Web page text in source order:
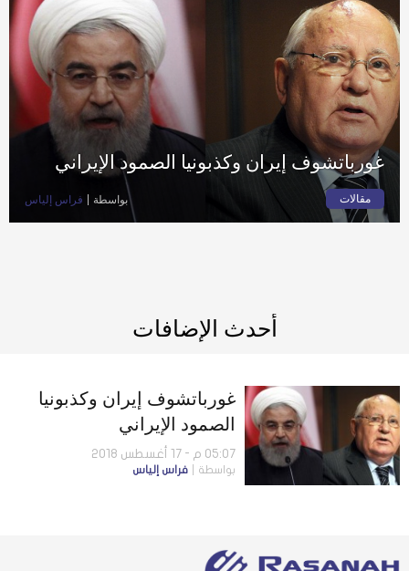
غورباتشوف إيران وكذبونيا الصمود الإيراني
مقالات بواسطة فراس إلياس
أحدث الإضافات
غورباتشوف إيران وكذبونيا
الصمود الإيراني
05:07 م - 17 أغسطس 2018
بواسطة فراس إلياس